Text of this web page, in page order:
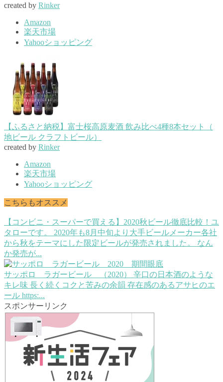
created by Rinker
Amazon
楽天市場
Yahooショッピング
【ふるさと納税】富士桜高原麦酒 飲み比べ4種8本セット（
地ビール クラフトビール）
created by Rinker
Amazon
楽天市場
Yahooショッピング
こちらもオススメ
【コンビニ・スーパーで買える】2020秋ビール徹底比較！ ユ
タローです。 2020年も8月中旬より大手ビールメーカー各社
から秋をテーマにした限定ビールが発売されました。 なん
か発売が...
サッポロ ラガービール （2020）
辛口の日本酒のような
キレ味 長く続くコクと苦みの余韻 存在感のあるアサヒのエ
ール https:...
スポンサーリンク